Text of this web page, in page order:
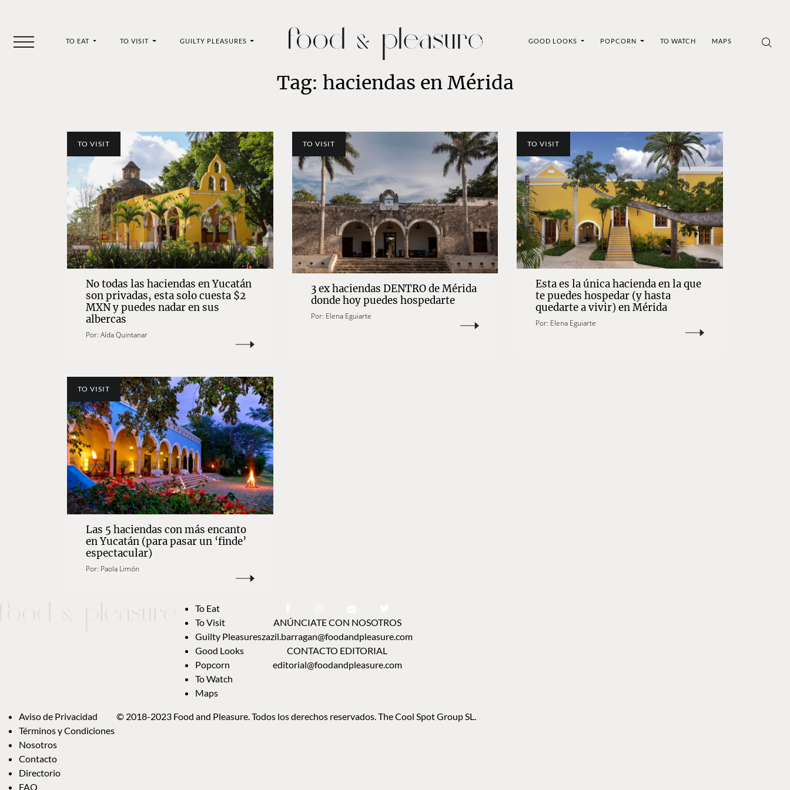
TO EAT TO VISIT GUILTY PLEASURES GOOD LOOKS POPCORN TO WATCH MAPS
Tag: haciendas en Mérida
TO VISIT
No todas las haciendas en Yucatán
son privadas, esta solo cuesta $2
MXN y puedes nadar en sus
albercas
Por: Aída Quintanar
TO VISIT
3 ex haciendas DENTRO de Mérida
donde hoy puedes hospedarte
Por: Elena Eguiarte
TO VISIT
Esta es la única hacienda en la que
te puedes hospedar (y hasta
quedarte a vivir) en Mérida
Por: Elena Eguiarte
TO VISIT
Las 5 haciendas con más encanto
en Yucatán (para pasar un ‘finde’
espectacular)
Por: Paola Limón
To Eat
To Visit
Guilty Pleasures
Good Looks
Popcorn
To Watch
Maps
ANÚNCIATE CON NOSOTROS
zazil.barragan@foodandpleasure.com
CONTACTO EDITORIAL
editorial@foodandpleasure.com
Aviso de Privacidad
Términos y Condiciones
Nosotros
Contacto
Directorio
FAQ
© 2018-2023 Food and Pleasure. Todos los derechos reservados. The Cool Spot Group SL.